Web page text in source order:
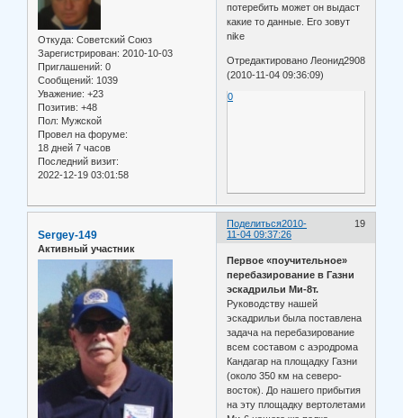
Откуда: Советский Союз
Зарегистрирован: 2010-10-03
Приглашений: 0
Сообщений: 1039
Уважение: +23
Позитив: +48
Пол: Мужской
Провел на форуме:
18 дней 7 часов
Последний визит:
2022-12-19 03:01:58
потеребить может он выдаст
какие то данные. Его зовут
nike
Отредактировано Леонид2908
(2010-11-04 09:36:09)
0
Поделиться 19
2010-
11-04 09:37:26
Sergey-149
Активный участник
Первое «поучительное»
перебазирование в Газни
эскадрильи Ми-8т.
Руководству нашей
эскадрильи была поставлена
задача на перебазирование
всем составом с аэродрома
Кандагар на площадку Газни
(около 350 км на северо-
восток). До нашего прибытия
на эту площадку вертолетами